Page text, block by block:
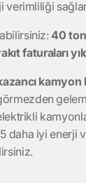
verimliliği
40
faturaları
kamyon
daha iyi enerji